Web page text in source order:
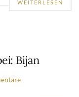
WEITERLESEN
Bijan